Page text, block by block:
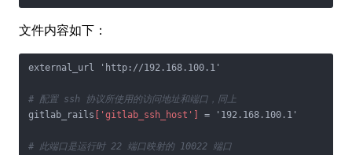
文件内容如下：
external_url 'http://192.168.100.1'
# 配置 ssh 协议所使用的访问地址和端口，同上
gitlab_rails ['gitlab_ssh_host'] = '192.168.100.1'
# 此端口是运行时 22 端口映射的 10022 端口